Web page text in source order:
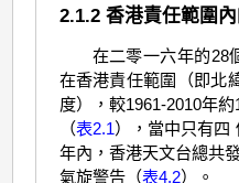
2.1.2 香港責任範圍
在二零一六年的28
在香港責任範圍（即北
度），較1961-2010年
（表2.1），當中只有四
年內，香港天文台總共
氣旋警告（表4.2）。